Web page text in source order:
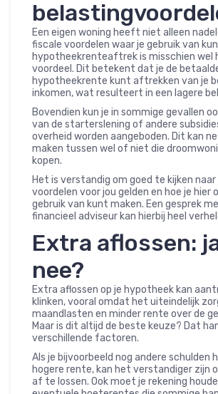
Een eigen woning heeft niet alleen
fiscale voordelen waar je gebruik van
hypotheekrenteaftrek is misschien wel
voordeel. Dit betekent dat je de
hypotheekrente kunt aftrekken van je
inkomen, wat resulteert in een lagere
Bovendien kun je in sommige gevallen
van de starterslening of andere
overheid worden aangeboden. Dit kan
maken tussen wel of niet die
kopen.
Het is verstandig om goed te kijken
voordelen voor jou gelden en hoe je hier
gebruik van kunt maken. Een gesprek
financieel adviseur kan hierbij heel
Extra aflossen:
nee?
Extra aflossen op je hypotheek kan
klinken, vooral omdat het uiteindelijk
maandlasten en minder rente over de
Maar is dit altijd de beste keuze? Dat
verschillende factoren.
Als je bijvoorbeeld nog andere schulden
hogere rente, kan het verstandiger zijn
af te lossen. Ook moet je rekening